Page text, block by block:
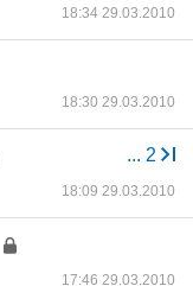
18:34 29.03.2010
18:30 29.03.2010
... 2
18:09 29.03.2010
17:46 29.03.2010